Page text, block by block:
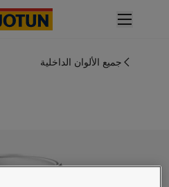
منتجات الدهان الداخلي
جميع ألوان الديكور الداخلي
جميع الألوان الداخلية